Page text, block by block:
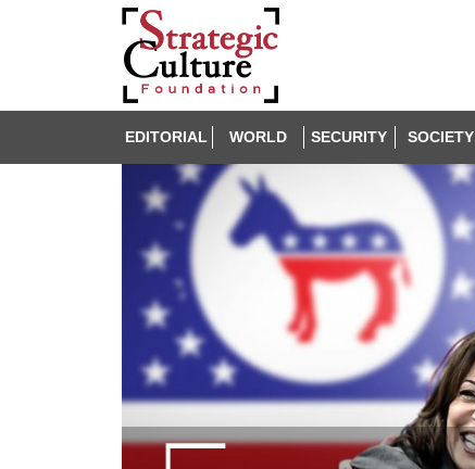
EDITORIAL WORLD SECURITY SOCIETY